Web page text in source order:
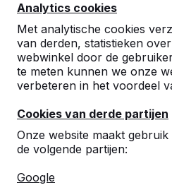
Analytics cookies
Met analytische cookies
van derden, statistieken
webwinkel door de
te meten kunnen we onze
verbeteren in het voordeel
Cookies van derde partijen
Onze website maakt
de volgende partijen:
Google
Betonnen
bankjes en
robuuste spel- en
Bekijk onze tafels -->